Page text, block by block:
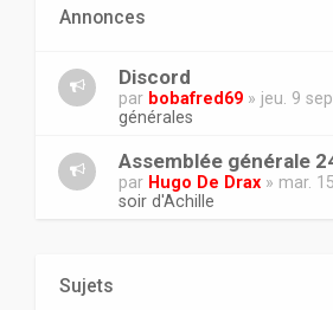
Annonces
Discord
par bobafred69 » jeu. 9
générales
Assemblée générale
par Hugo De Drax » mar.
soir d'Achille
Sujets